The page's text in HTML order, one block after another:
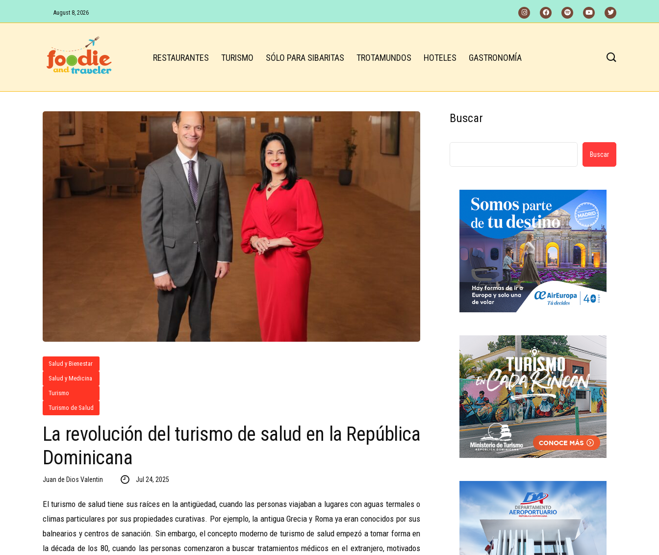
August 8, 2026
RESTAURANTES TURISMO SÓLO PARA SIBARITAS TROTAMUNDOS HOTELES GASTRONOMÍA
Salud y Bienestar
Salud y Medicina
Turismo
Turismo de Salud
La revolución del turismo de salud en la República
Dominicana
Juan de Dios Valentin Jul 24, 2025
El turismo de salud tiene sus raíces en la antigüedad, cuando las personas viajaban a lugares con aguas termales o
climas particulares por sus propiedades curativas. Por ejemplo, la antigua Grecia y Roma ya eran conocidos por sus
balnearios y centros de sanación. Sin embargo, el concepto moderno de turismo de salud empezó a tomar forma en
la década de los 80, cuando las personas comenzaron a buscar tratamientos médicos en el extranjero, motivados
Buscar
Buscar